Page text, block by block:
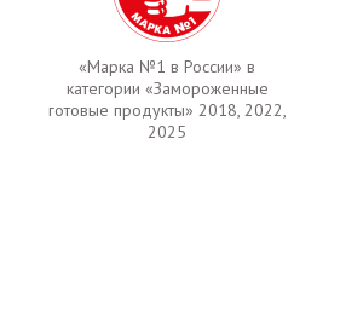
«Марка №1 в России» в
категории «Замороженные
готовые продукты» 2018, 2022,
2025